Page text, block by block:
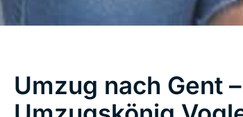
Umzug nach Gent